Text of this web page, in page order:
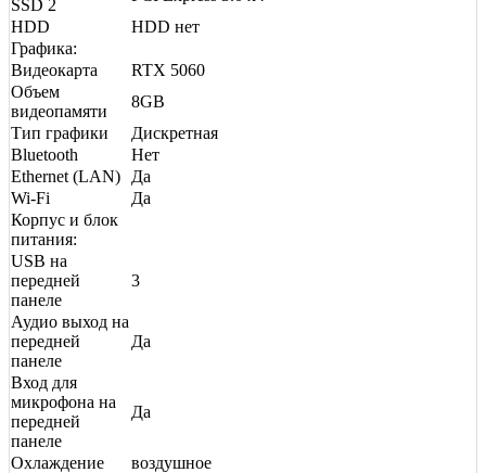
SSD 2
HDD
HDD нет
Графика:
Видеокарта
RTX 5060
Объем
видеопамяти
8GB
Тип графики
Дискретная
Bluetooth
Нет
Ethernet (LAN)
Да
Wi-Fi
Да
Корпус и блок
питания:
USB на
передней
панеле
3
Аудио выход на
передней
панеле
Да
Вход для
микрофона на
передней
панеле
Да
Охлаждение
воздушное